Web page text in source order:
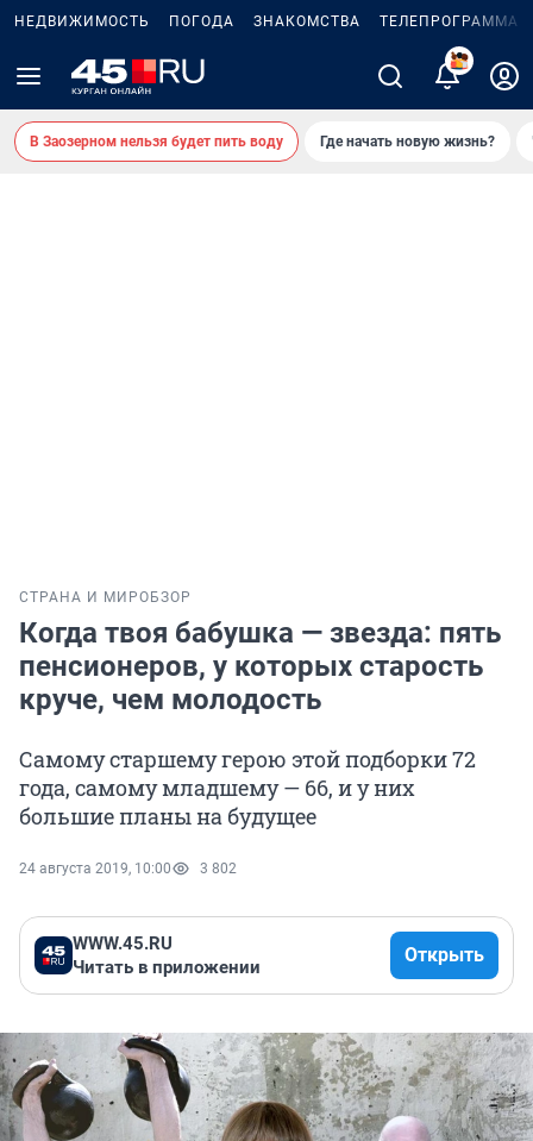
НЕДВИЖИМОСТЬ ПОГОДА ЗНАКОМСТВА ТЕЛЕПРОГРАММА
2
В Заозерном нельзя будет пить воду Где начать новую жизнь?
СТРАНА И МИРОБЗОР
Когда твоя бабушка — звезда: пять
пенсионеров, у которых старость
круче, чем молодость
Самому старшему герою этой подборки 72
года, самому младшему — 66, и у них
большие планы на будущее
24 августа 2019, 10:00 3 802
WWW.45.RU
Читать в приложении
Открыть